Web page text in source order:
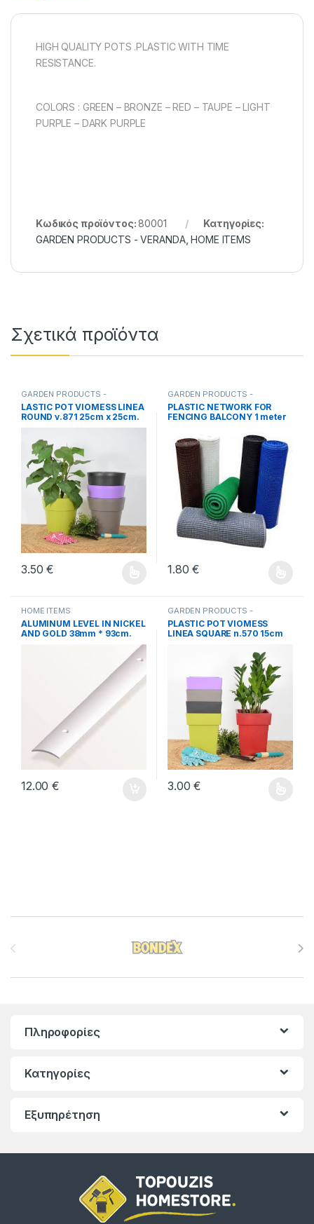
HIGH QUALITY POTS .PLASTIC WITH TIME
RESISTANCE.
COLORS : GREEN – BRONZE – RED – TAUPE – LIGHT
PURPLE – DARK PURPLE
Κωδικός προϊόντος:80001
Κατηγορίες:
GARDEN PRODUCTS - VERANDA,HOME ITEMS
Σχετικά προϊόντα
GARDEN PRODUCTS -
VERANDA,HOME ITEMS
LASTIC POT VIOMESS LINEA
ROUND ν.871 25cm x 25cm.
3.50€
GARDEN PRODUCTS -
VERANDA ,HOME ITEMS
PLASTIC NETWORK FOR
FENCING BALCONY 1 meter
1.80€
HOME ITEMS
ALUMINUM LEVEL IN NICKEL
AND GOLD 38mm * 93cm.
12.00€
GARDEN PRODUCTS -
PLASTIC POT VIOMESS
LINEA SQUARE n.570 15cm
3.00€
Πληροφορίες
Κατηγορίες
Εξυπηρέτηση